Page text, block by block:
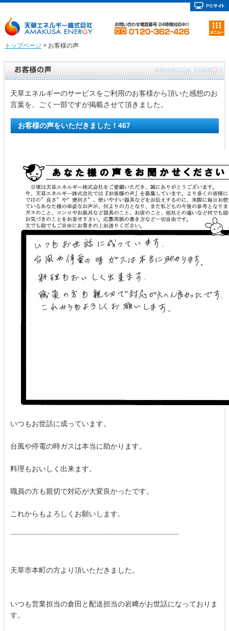
トップページ > お客様の声
天草エネルギーのサービスをご利用のお客様から頂いた感想のお
言葉を、ごく一部ですが掲載させて頂きました。
お客様の声をいただきました！467
いつもお世話に成っています。
台風や停電の時ガスは本当に助かります。
料理もおいしく出来ます。
職員の方も親切で対応が大変良かったです。
これからもよろしくお願いします。
¨¨¨¨¨¨¨¨¨¨¨¨¨¨¨¨¨¨¨¨¨¨¨¨¨¨¨¨¨¨¨¨¨¨¨¨¨¨¨¨¨¨¨¨¨¨¨¨¨¨¨¨¨¨¨¨¨¨¨¨¨¨¨¨¨¨
天草市本町の方より頂いただきました。
いつも営業担当の倉田と配送担当の岩﨑がお世話になっておりま
す。